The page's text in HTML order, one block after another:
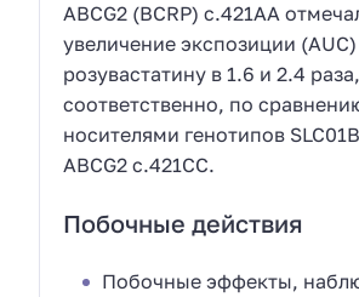
ABCG2 (BCRP) с.421АА
увеличение экспозиции
розувастатину в 1.6 и 2.4 раза,
соответственно, по
носителями генотипов
ABCG2 с.421СС.
Побочные действия
Побочные эффекты,